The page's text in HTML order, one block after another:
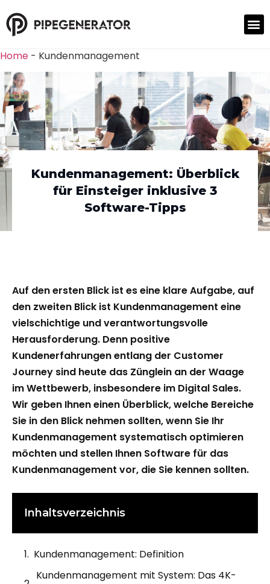
Home - Kundenmanagement
Kundenmanagement: Überblick
für Einsteiger inklusive 3
Software-Tipps
Auf den ersten Blick ist es eine klare Aufgabe, auf
den zweiten Blick ist Kundenmanagement eine
vielschichtige und verantwortungsvolle
Herausforderung. Denn positive
Kundenerfahrungen entlang der Customer
Journey sind heute das Zünglein an der Waage
im Wettbewerb, insbesondere im Digital Sales.
Wir geben Ihnen einen Überblick, welche Bereiche
Sie in den Blick nehmen sollten, wenn Sie Ihr
Kundenmanagement systematisch optimieren
möchten und stellen Ihnen Software für das
Kundenmanagement vor, die Sie kennen sollten.
Inhaltsverzeichnis
Kundenmanagement: Definition
Kundenmanagement mit System: Das 4K-